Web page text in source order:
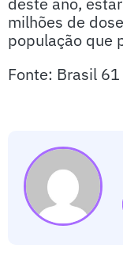
milhões de
população que
Fonte: Brasil 61